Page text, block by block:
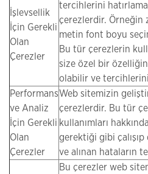
İşlevsellik
İçin Gerekli
Olan
Çerezler
tercihlerini
çerezlerdir. Örneğin
metin font boyu
Bu tür çerezlerin
size özel bir özelliğin
olabilir ve
Performans
ve Analiz
İçin Gerekli
Olan
Çerezler
Web sitemizin
çerezlerdir. Bu tür
kullanımları
gerektiği gibi çalışıp
ve alınan hataların
Bu çerezler web